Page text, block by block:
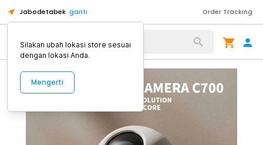
Jabodetabek ganti Order Tracking
Alat Kopi
Silakan ubah lokasi store sesuai
dengan lokasi Anda.
Mengerti